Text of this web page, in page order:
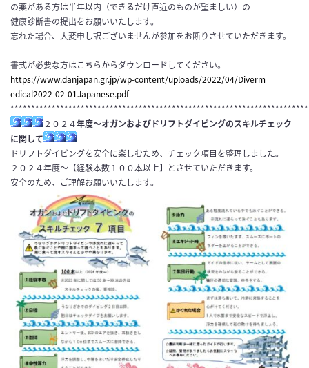
の薬がある方は半年以内（できるだけ直近のものが望ましい）の
健康診断書の提出をお願いいたします。
忘れた場合、大変申し訳ございませんが参加をお断りさせていただきます。
書式が必要な方はこちらからダウンロードしてください。
https://www.danjapan.gr.jp/wp-content/uploads/2022/04/Diverm
edical2022-02-01Japanese.pdf
２０２４年度～オガンおよびドリフトダイビングのスキルチェック
に関して
ドリフトダイビングを安全に楽しむため、チェック項目を整理しました。
２０２４年度～【経験本数１００本以上】とさせていただきます。
安全のため、ご理解お願いいたします。